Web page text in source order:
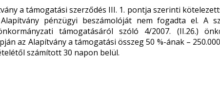
a támogatási szerződés III. 1. pontja szerinti
pénzügyi beszámolóját nem fogadta el. A
támogatásáról szóló 4/2007. (II.26.)
az Alapítvány a támogatási összeg 50 %-ának –
számított 30 napon belül.